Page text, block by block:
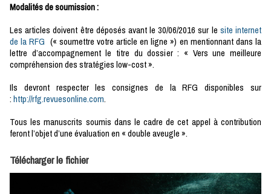
Modalités de soumission :
Les articles doivent être déposés avant le 30/06/2016 sur le site internet
de la RFG (« soumettre votre article en ligne ») en mentionnant dans la
lettre d’accompagnement le titre du dossier : « Vers une meilleure
compréhension des stratégies low-cost ».
Ils devront respecter les consignes de la RFG disponibles sur
:http://rfg.revuesonline.com.
Tous les manuscrits soumis dans le cadre de cet appel à contribution
feront l’objet d’une évaluation en « double aveugle ».
Télécharger le fichier